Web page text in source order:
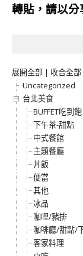
轉貼，請以
展開全部 | 收合全部
Uncategorized
台北美食
BUFFET吃到飽
下午茶-甜點
中式餐館
主題餐廳
丼飯
便當
其他
冰品
咖哩/豬排
咖啡廳/甜點/
客家料理